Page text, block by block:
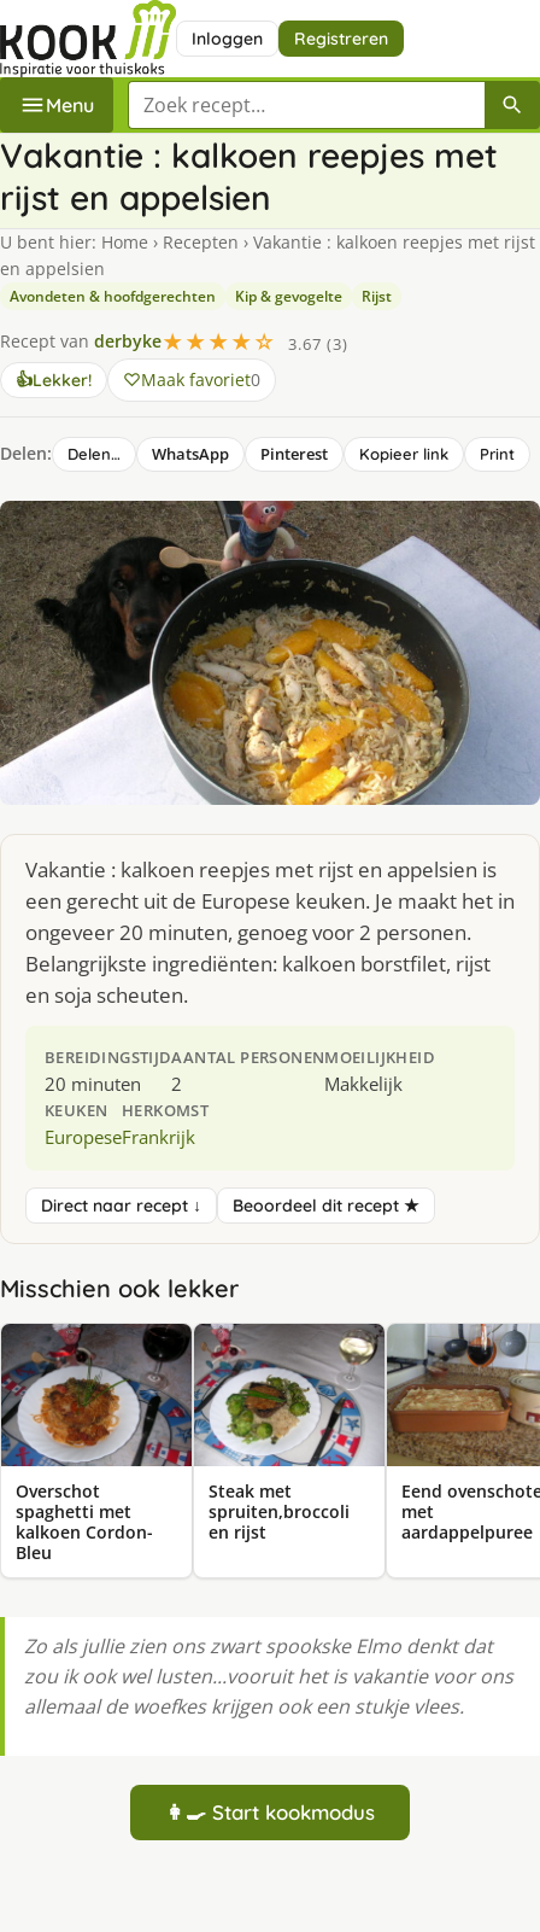
Inloggen Registreren
Menu Zoek een recept
Vakantie : kalkoen reepjes met
rijst en appelsien
U bent hier: Home › Recepten › Vakantie : kalkoen reepjes met rijst
en appelsien
Avondeten & hoofdgerechten Kip & gevogelte Rijst
Recept van derbyke★★★★☆
3.67 (3)
👍Lekker! Maak favoriet0
Delen: Delen… WhatsApp Pinterest Kopieer link Print
Vakantie : kalkoen reepjes met rijst en appelsien is
een gerecht uit de Europese keuken. Je maakt het in
ongeveer 20 minuten, genoeg voor 2 personen.
Belangrijkste ingrediënten: kalkoen borstfilet, rijst
en soja scheuten.
BEREIDINGSTIJD
20 minuten
AANTAL PERSONEN
2
MOEILIJKHEID
Makkelijk
KEUKEN
Europese
HERKOMST
Frankrijk
Direct naar recept ↓ Beoordeel dit recept ★
Misschien ook lekker
Overschot
spaghetti met
kalkoen Cordon-
Bleu
Steak met
spruiten,broccoli
en rijst
Eend
met
aardappelpuree
Zo als jullie zien ons zwart spookske Elmo denkt dat
zou ik ook wel lusten...vooruit het is vakantie voor ons
allemaal de woefkes krijgen ook een stukje vlees.
👩‍🍳 Start kookmodus